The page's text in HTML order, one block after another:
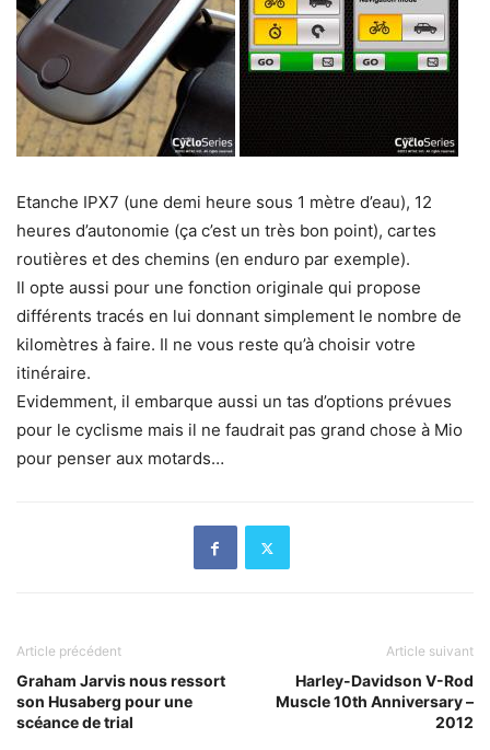
Etanche IPX7 (une demi heure sous 1 mètre d’eau), 12
heures d’autonomie (ça c’est un très bon point), cartes
routières et des chemins (en enduro par exemple).
Il opte aussi pour une fonction originale qui propose
différents tracés en lui donnant simplement le nombre de
kilomètres à faire. Il ne vous reste qu’à choisir votre
itinéraire.
Evidemment, il embarque aussi un tas d’options prévues
pour le cyclisme mais il ne faudrait pas grand chose à Mio
pour penser aux motards…
Article précédent
Graham Jarvis nous ressort
son Husaberg pour une
scéance de trial
Article suivant
Harley-Davidson V-Rod
Muscle 10th Anniversary –
2012